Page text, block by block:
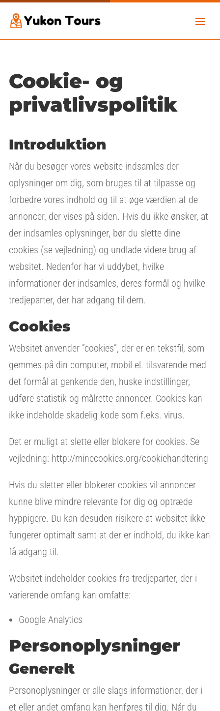
Cookie- og
privatlivspolitik
Introduktion
Når du besøger vores website indsamles der
oplysninger om dig, som bruges til at tilpasse og
forbedre vores indhold og til at øge værdien af de
annoncer, der vises på siden. Hvis du ikke ønsker, at
der indsamles oplysninger, bør du slette dine
cookies (se vejledning) og undlade videre brug af
websitet. Nedenfor har vi uddybet, hvilke
informationer der indsamles, deres formål og hvilke
tredjeparter, der har adgang til dem.
Cookies
Websitet anvender ”cookies”, der er en tekstfil, som
gemmes på din computer, mobil el. tilsvarende med
det formål at genkende den, huske indstillinger,
udføre statistik og målrette annoncer. Cookies kan
ikke indeholde skadelig kode som f.eks. virus.
Det er muligt at slette eller blokere for cookies. Se
vejledning: http://minecookies.org/cookiehandtering
Hvis du sletter eller blokerer cookies vil annoncer
kunne blive mindre relevante for dig og optræde
hyppigere. Du kan desuden risikere at websitet ikke
fungerer optimalt samt at der er indhold, du ikke kan
få adgang til.
Websitet indeholder cookies fra tredjeparter, der i
varierende omfang kan omfatte:
Google Analytics
Personoplysninger
Generelt
Personoplysninger er alle slags informationer, der i
et eller andet omfang kan henføres til dig. Når du